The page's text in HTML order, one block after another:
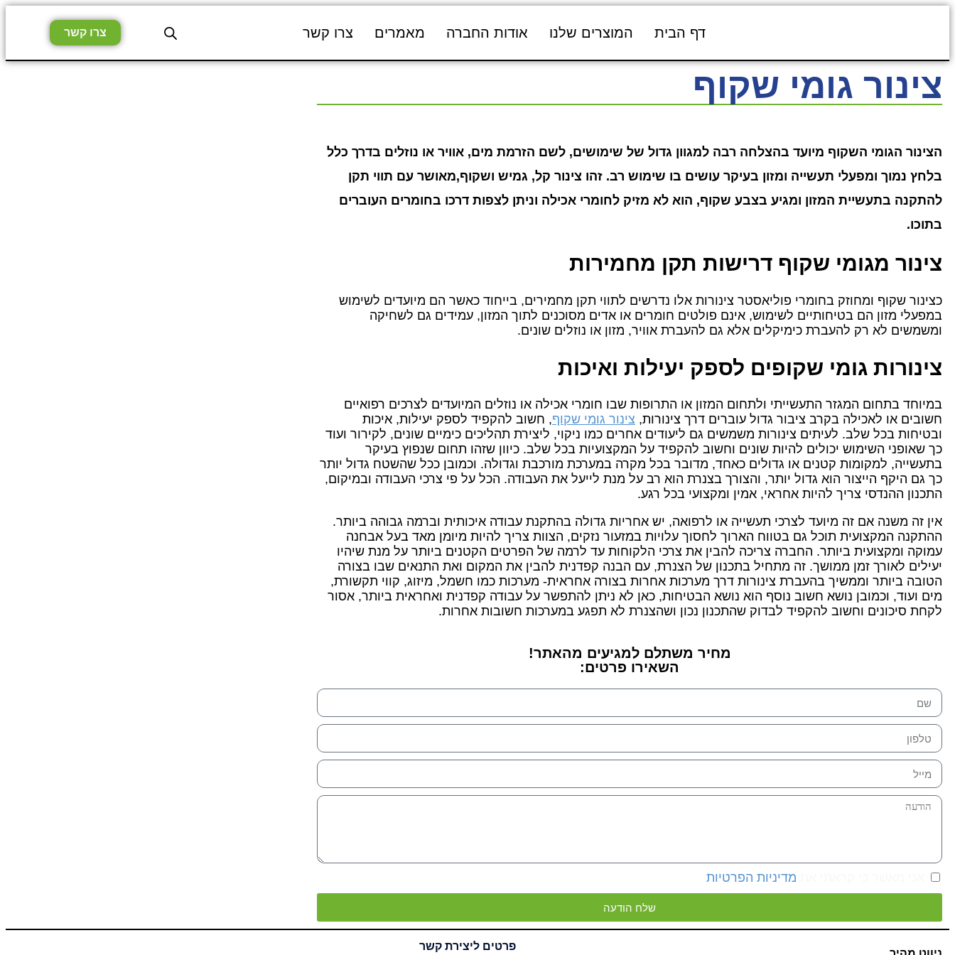
דף הבית המוצרים שלנו אודות החברה מאמרים צרו קשר צרו קשר
צינור גומי שקוף
הצינור הגומי השקוף מיועד בהצלחה רבה למגוון גדול של שימושים, לשם הזרמת מים, אוויר או נוזלים בדרך כלל
בלחץ נמוך ומפעלי תעשייה ומזון בעיקר עושים בו שימוש רב. זהו צינור קל, גמיש ושקוף,מאושר עם תווי תקן
להתקנה בתעשיית המזון ומגיע בצבע שקוף, הוא לא מזיק לחומרי אכילה וניתן לצפות דרכו בחומרים העוברים
בתוכו.
צינור מגומי שקוף דרישות תקן מחמירות
כצינור שקוף ומחוזק בחומרי פוליאסטר צינורות אלו נדרשים לתווי תקן מחמירים, בייחוד כאשר הם מיועדים לשימוש
במפעלי מזון הם בטיחותיים לשימוש, אינם פולטים חומרים או אדים מסוכנים לתוך המזון, עמידים גם לשחיקה
ומשמשים לא רק להעברת כימיקלים אלא גם להעברת אוויר, מזון או נוזלים שונים.
צינורות גומי שקופים לספק יעילות ואיכות
במיוחד בתחום המגזר התעשייתי ולתחום המזון או התרופות שבו חומרי אכילה או נוזלים המיועדים לצרכים רפואיים
חשובים או לאכילה בקרב ציבור גדול עוברים דרך צינורות, צינור גומי שקוף, חשוב להקפיד לספק יעילות, איכות
ובטיחות בכל שלב. לעיתים צינורות משמשים גם ליעודים אחרים כמו ניקוי, ליצירת תהליכים כימיים שונים, לקירור ועוד
כך שאופני השימוש יכולים להיות שונים וחשוב להקפיד על המקצועיות בכל שלב. כיוון שזהו תחום שנפוץ בעיקר
בתעשייה, למקומות קטנים או גדולים כאחד, מדובר בכל מקרה במערכת מורכבת וגדולה. וכמובן ככל שהשטח גדול יותר
כך גם היקף הייצור הוא גדול יותר, והצורך בצנרת הוא רב על מנת לייעל את העבודה. הכל על פי צרכי העבודה ובמיקום,
התכנון ההנדסי צריך להיות אחראי, אמין ומקצועי בכל רגע.
אין זה משנה אם זה מיועד לצרכי תעשייה או לרפואה, יש אחריות גדולה בהתקנת עבודה איכותית וברמה גבוהה ביותר.
ההתקנה המקצועית תוכל גם בטווח הארוך לחסוך עלויות במזעור נזקים, הצוות צריך להיות מיומן מאד בעל אבחנה
עמוקה ומקצועית ביותר. החברה צריכה להבין את צרכי הלקוחות עד לרמה של הפרטים הקטנים ביותר על מנת שיהיו
יעילים לאורך זמן ממושך. זה מתחיל בתכנון של הצנרת, עם הבנה קפדנית להבין את המקום ואת התנאים שבו בצורה
הטובה ביותר וממשיך בהעברת צינורות דרך מערכות אחרות בצורה אחראית- מערכות כמו חשמל, מיזוג, קווי תקשורת,
מים ועוד, וכמובן נושא חשוב נוסף הוא נושא הבטיחות, כאן לא ניתן להתפשר על עבודה קפדנית ואחראית ביותר, אסור
לקחת סיכונים וחשוב להקפיד לבדוק שהתכנון נכון ושהצנרת לא תפגע במערכות חשובות אחרות.
מחיר משתלם למגיעים מהאתר!
השאירו פרטים:
מדיניות הפרטיות
שלח הודעה
פרטים ליצירת קשר